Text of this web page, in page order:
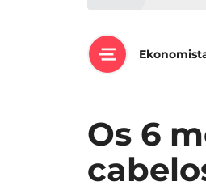
Os 6